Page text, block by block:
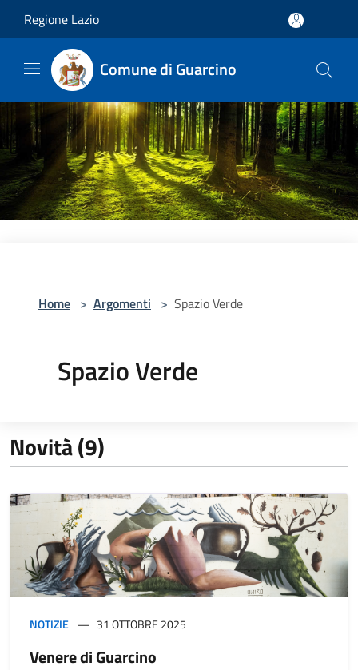
Regione Lazio
Comune di Guarcino
Home > Argomenti > Spazio Verde
Spazio Verde
Novità (9)
NOTIZIE 31 OTTOBRE 2025
Venere di Guarcino